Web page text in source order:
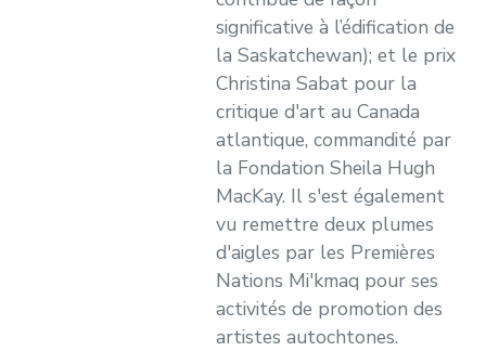
significative à l’édification de
la Saskatchewan); et le prix
Christina Sabat pour la
critique d'art au Canada
atlantique, commandité par
la Fondation Sheila Hugh
MacKay. Il s'est également
vu remettre deux plumes
d'aigles par les Premières
Nations Mi'kmaq pour ses
activités de promotion des
artistes autochtones.